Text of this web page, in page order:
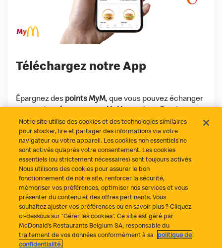
Téléchargez notre App
Épargnez des points MyM, que vous pouvez échanger
contre desrécompenses MyMgratuites. De plus,
profitez régulièrement dedeals MyMexclusifs et de
super extras réservés aux utilisateurs de notre app !
Download on the App StoreGet it on Google Play
Tout s’est bien passé ? Contact
Politique de confidentialité
Notre site utilise des cookies et des technologies similaires
pour stocker, lire et partager des informations via votre
navigateur ou votre appareil. Les cookies non essentiels ne
sont activés qu’après votre consentement. Les cookies
essentiels (ou strictement nécessaires) sont toujours activés.
Nous utilisons des cookies pour assurer le bon
fonctionnement de notre site, renforcer la sécurité,
mémoriser vos préférences, optimiser nos services et vous
présenter du contenu et des offres pertinents. Vous
souhaitez ajuster vos préférences ou en savoir plus ? Cliquez
ci-dessous sur “Gérer les cookies”. Ce site est géré par
McDonald’s Restaurants Belgium SA, responsable du
traitement de vos données conformément à sa
politique de
confidentialité.